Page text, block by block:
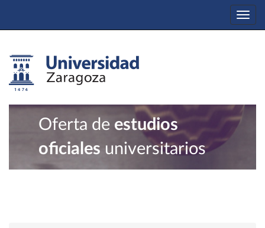
Oferta de estudios
oficiales universitarios